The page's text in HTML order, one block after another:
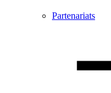
Partenariats